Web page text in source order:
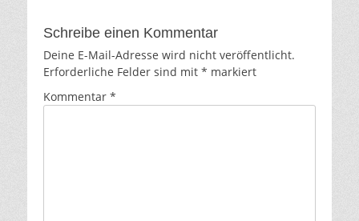
Schreibe einen Kommentar
Deine E-Mail-Adresse wird nicht veröffentlicht.
Erforderliche Felder sind mit * markiert
Kommentar *